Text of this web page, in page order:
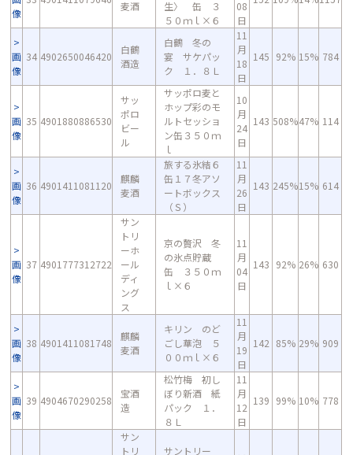
像
麦酒
生〉 缶 ３
５０ｍｌ×６
08
日
画
像
34 4902650046420
白鶴
酒造
白鶴 冬の
宴 サケパッ
ク １．８Ｌ
11
月
18
日
145 92% 15% 784
画
像
35 4901880886530
サッ
ポロ
ビー
ル
サッポロ麦と
ホップ彩のモ
ルトセッショ
ン缶３５０ｍ
ｌ
10
月
24
日
143 508%47% 114
画
像
36 4901411081120
麒麟
麦酒
旅する氷結６
缶１７冬アソ
ートボックス
（Ｓ）
11
月
26
日
143 245%15% 614
画
像
37 4901777312722
サン
トリ
ーホ
ール
ディ
ング
ス
京の贅沢 冬
の氷点貯蔵
缶 ３５０ｍ
ｌ×６
11
月
04
日
143 92% 26% 630
画
像
38 4901411081748
麒麟
麦酒
キリン のど
ごし華泡 ５
００ｍｌ×６
11
月
19
日
142 85% 29% 909
画
像
39 4904670290258
宝酒
造
松竹梅 初し
ぼり新酒 紙
パック １．
８Ｌ
11
月
12
日
139 99% 10% 778
サン
トリ
サントリー